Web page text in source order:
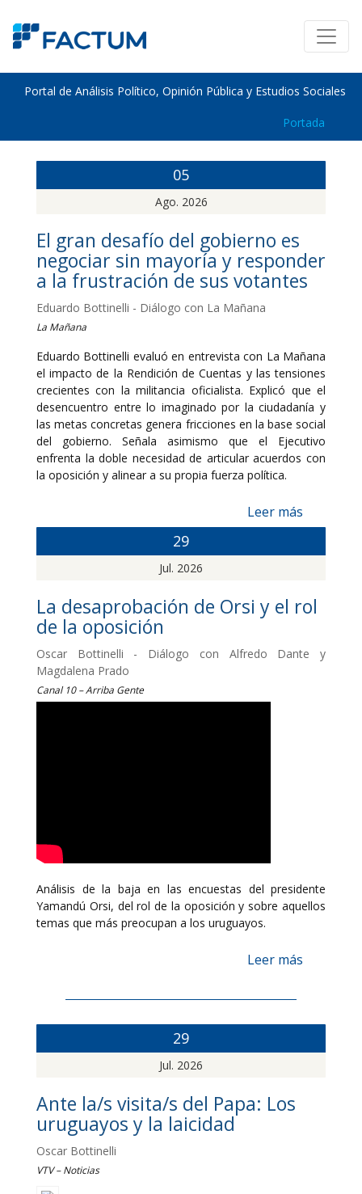
Portal de Análisis Político, Opinión Pública y Estudios Sociales
Portada
05
Ago. 2026
El gran desafío del gobierno es
negociar sin mayoría y responder
a la frustración de sus votantes
Eduardo Bottinelli - Diálogo con La Mañana
La Mañana
Eduardo Bottinelli evaluó en entrevista con La Mañana
el impacto de la Rendición de Cuentas y las tensiones
crecientes con la militancia oficialista. Explicó que el
desencuentro entre lo imaginado por la ciudadanía y
las metas concretas genera fricciones en la base social
del gobierno. Señala asimismo que el Ejecutivo
enfrenta la doble necesidad de articular acuerdos con
la oposición y alinear a su propia fuerza política.
Leer más
29
Jul. 2026
La desaprobación de Orsi y el rol
de la oposición
Oscar Bottinelli - Diálogo con Alfredo Dante y
Magdalena Prado
Canal 10 – Arriba Gente
Análisis de la baja en las encuestas del presidente
Yamandú Orsi, del rol de la oposición y sobre aquellos
temas que más preocupan a los uruguayos.
Leer más
29
Jul. 2026
Ante la/s visita/s del Papa: Los
uruguayos y la laicidad
Oscar Bottinelli
VTV – Noticias